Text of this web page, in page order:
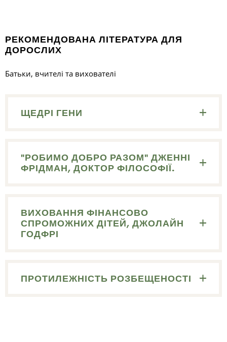
РЕКОМЕНДОВАНА ЛІТЕРАТУРА ДЛЯ
ДОРОСЛИХ
Батьки, вчителі та вихователі
ЩЕДРІ ГЕНИ
"РОБИМО ДОБРО РАЗОМ" ДЖЕННІ
ФРІДМАН, ДОКТОР ФІЛОСОФІЇ.
ВИХОВАННЯ ФІНАНСОВО
СПРОМОЖНИХ ДІТЕЙ, ДЖОЛАЙН
ГОДФРІ
ПРОТИЛЕЖНІСТЬ РОЗБЕЩЕНОСТІ